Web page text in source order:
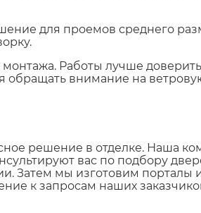
для проемов среднего
Работы лучше
обращать внимание на
решение в отделке. Наша
вас по подбору
Затем мы изготовим порталы
к запросам наших